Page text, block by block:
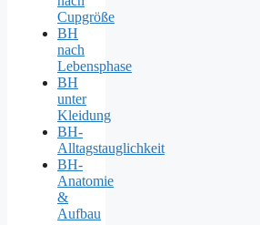
Cupgröße
BH
nach
Lebensphase
BH
unter
Kleidung
BH-
Alltagstauglichkeit
BH-
Anatomie
&
Aufbau